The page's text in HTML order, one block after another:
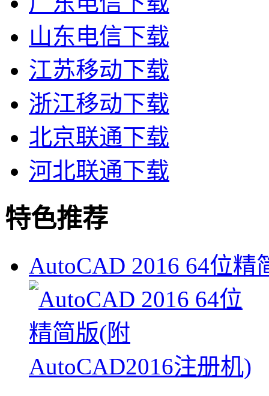
山东电信下载
江苏移动下载
浙江移动下载
北京联通下载
河北联通下载
特色推荐
AutoCAD 2016 64位精